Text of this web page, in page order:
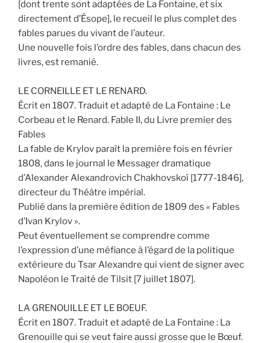
[dont trente sont adaptées de La Fontaine, et six
directement d’Ésope], le recueil le plus complet des
fables parues du vivant de l’auteur.
Une nouvelle fois l’ordre des fables, dans chacun des
livres, est remanié.
LE CORNEILLE ET LE RENARD.
Écrit en 1807. Traduit et adapté de La Fontaine : Le
Corbeau et le Renard. Fable II, du Livre premier des
Fables
La fable de Krylov paraît la première fois en février
1808, dans le journal le Messager dramatique
d’Alexander Alexandrovich Chakhovskoï [1777-1846],
directeur du Théâtre impérial.
Publié dans la première édition de 1809 des « Fables
d’Ivan Krylov ».
Peut éventuellement se comprendre comme
l’expression d’une méfiance à l’égard de la politique
extérieure du Tsar Alexandre qui vient de signer avec
Napoléon le Traité de Tilsit [7 juillet 1807].
LA GRENOUILLE ET LE BOEUF.
Écrit en 1807. Traduit et adapté de La Fontaine : La
Grenouille qui se veut faire aussi grosse que le Bœuf.